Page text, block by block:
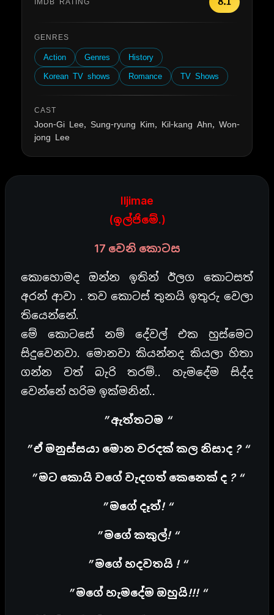
GENRES
Action Genres
History
Korean TV shows
Romance TV Shows
CAST
Joon-Gi Lee, Sung-ryung Kim, Kil-kang Ahn, Won-
jong Lee
Iljimae
(ඉල්ජිමේ.)
17 වෙනි කොටස
කොහොමද ඔන්න ඉතින් ඊලග කොටසත්
අරන් ආවා . තව කොටස් තුනයි ඉතුරු වෙලා
තියෙන්නේ.
මේ කොටසේ නම් දේවල් එක හුස්මෙට
සිදුවෙනවා. මොනවා කියන්නද කියලා හිතා
ගන්න වත් බැරි තරම්.. හැමදේම සිද්ද
වෙන්නේ හරිම ඉක්මනින්..
” ඇත්තටම “
” ඒ මනුස්සයා මොන වරදක් කල නිසාද ? “
” මට කොයි වගේ වැදගත් කෙනෙක් ද ? “
” මගේ දෑත්! “
” මගේ කකුල්! “
” මගේ හදවතයි ! “
” මගේ හැමදේම ඔහුයි!!! “